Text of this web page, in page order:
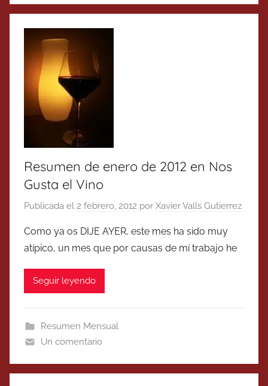
Resumen de enero de 2012 en Nos
Gusta el Vino
Publicada el 2 febrero, 2012 por Xavier Valls Gutierrez
Como ya os DIJE AYER, este mes ha sido muy
atípico, un mes que por causas de mí trabajo he
Seguir leyendo
Resumen Mensual
Un comentario